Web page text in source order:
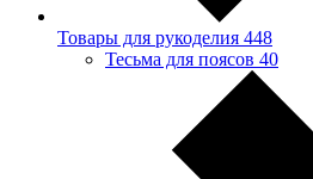
Товары для рукоделия 448
Тесьма для поясов 40